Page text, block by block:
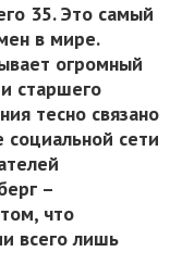
35. Это самый
в мире.
огромный
старшего
тесно связано
сети
–
что
всего лишь